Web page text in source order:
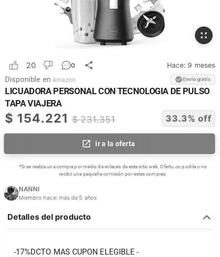
20 0 Hace: 9 meses
Disponible en Amazon Envío gratis
LICUADORA PERSONAL CON TECNOLOGIA DE PULSO
TAPA VIAJERA
$ 154.221 $231.351 33.3% off
ir a la oferta
*Si se realiza una compra por medio de enlaces de este sitio web, Ofertu.co podría o no
recibir una pequeña comisión por estas compras.
NANNI
Miembro hace: más de 5 años
Detalles del producto
-17%DCTO MAS CUPON ELEGIBLE -